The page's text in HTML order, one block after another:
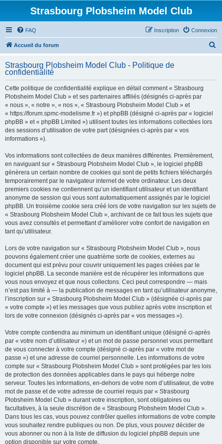
Strasbourg Plobsheim Model Club
FAQ Connexion
Inscription
Accueil du forum
h
Strasbourg Plobsheim Model Club - Politique de
confidentialité
Cette politique de confidentialité explique en détail comment « Strasbourg
Plobsheim Model Club » et ses partenaires affiliés (désignés ci-après par
« nous », « notre », « nos », « Strasbourg Plobsheim Model Club » et
« https://forum.spmc-modelisme.fr ») et phpBB (désigné ci-après par « logiciel
phpBB » et « phpBB Limited ») utilisent toutes les informations collectées lors
des sessions d’utilisation de votre part (désignées ci-après par « vos
informations »).
Vos informations sont collectées de deux manières différentes. Premièrement,
en naviguant sur « Strasbourg Plobsheim Model Club », le logiciel phpBB
génèrera un certain nombre de cookies qui sont de petits fichiers téléchargés
temporairement par le navigateur internet de votre ordinateur. Les deux
premiers cookies ne contiennent qu’un identifiant utilisateur et un identifiant
anonyme de session qui vous sont automatiquement assignés par le logiciel
phpBB. Un troisième cookie sera créé lors de votre navigation sur les sujets de
« Strasbourg Plobsheim Model Club », archivant de ce fait tous les sujets que
vous avez consultés et permettant d’améliorer votre confort de navigation en
tant qu’utilisateur.
Lors de votre navigation sur « Strasbourg Plobsheim Model Club », nous
pouvons également créer une quatrième sorte de cookies, externes au
document qui est prévu pour couvrir uniquement les pages créées par le
logiciel phpBB. La seconde manière est de récupérer les informations que
vous nous envoyez et que nous collectons. Ceci peut correspondre — mais
n’est pas limité à — la publication de messages en tant qu’utilisateur anonyme,
l’inscription sur « Strasbourg Plobsheim Model Club » (désignée ci-après par
« votre compte ») et les messages que vous publiez après votre inscription et
lors de votre connexion (désignés ci-après par « vos messages »).
Votre compte contiendra au minimum un identifiant unique (désigné ci-après
par « votre nom d’utilisateur ») et un mot de passe personnel vous permettant
de vous connecter à votre compte (désigné ci-après par « votre mot de
passe ») et une adresse de courriel personnelle. Les informations de votre
compte sur « Strasbourg Plobsheim Model Club » sont protégées par les lois
de protection des données applicables dans le pays qui héberge notre
serveur. Toutes les informations, en-dehors de votre nom d’utilisateur, de votre
mot de passe et de votre adresse de courriel requis par « Strasbourg
Plobsheim Model Club » durant votre inscription, sont obligatoires ou
facultatives, à la seule discrétion de « Strasbourg Plobsheim Model Club ».
Dans tous les cas, vous pouvez contrôler quelles informations de votre compte
vous souhaitez rendre publiques ou non. De plus, vous pouvez décider de
vous abonner ou non à la liste de diffusion du logiciel phpBB depuis une
option disponible sur votre compte.